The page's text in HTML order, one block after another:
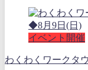
イベント開催
わくわくワークタ